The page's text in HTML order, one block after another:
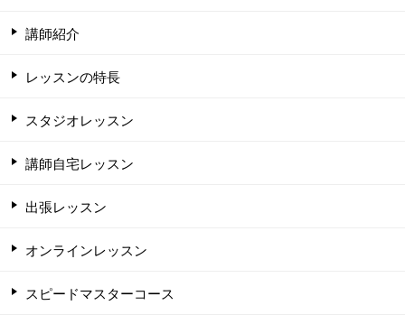
講師紹介
レッスンの特長
スタジオレッスン
講師自宅レッスン
出張レッスン
オンラインレッスン
スピードマスターコース